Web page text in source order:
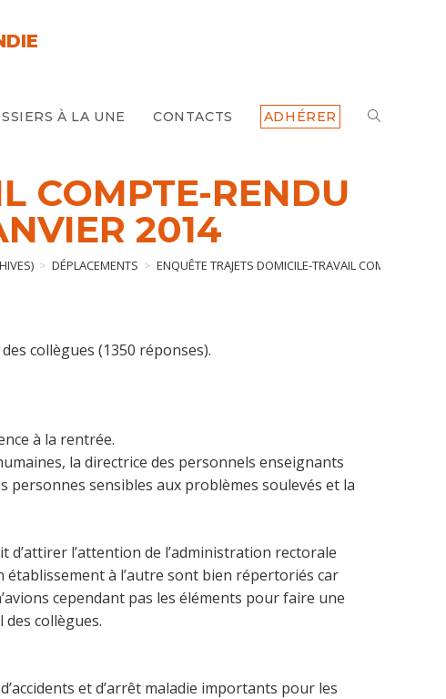
À LA UNE CONTACTS ADHÉRER TOGGLE
COMPTE-RENDU
2014
> DÉPLACEMENTS > ENQUÊTE TRAJETS DOMICILE-TRAVAIL COMPTE-
collègues (1350 réponses).
à la rentrée.
la directrice des personnels enseignants
personnes sensibles aux problèmes soulevés et la
d’attirer l’attention de l’administration rectorale
établissement à l’autre sont bien répertoriés car
cependant pas les éléments pour faire une
collègues.
et d’arrêt maladie importants pour les